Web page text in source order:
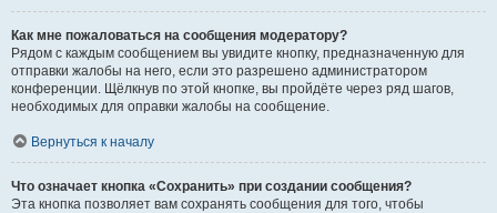
Как мне пожаловаться на сообщения модератору?
Рядом с каждым сообщением вы увидите кнопку, предназначенную для
отправки жалобы на него, если это разрешено администратором
конференции. Щёлкнув по этой кнопке, вы пройдёте через ряд шагов,
необходимых для оправки жалобы на сообщение.
Вернуться к началу
Что означает кнопка «Сохранить» при создании сообщения?
Эта кнопка позволяет вам сохранять сообщения для того, чтобы